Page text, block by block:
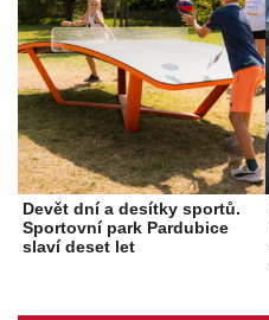
Devět dní a desítky sportů.
Sportovní park Pardubice
slaví deset let